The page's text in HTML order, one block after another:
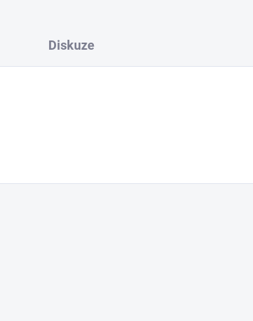
Diskuze